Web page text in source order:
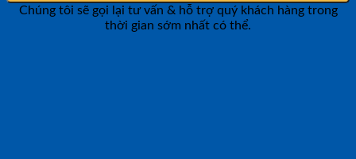
Chúng tôi sẽ gọi lại tư vấn & hỗ trợ quý khách hàng trong
thời gian sớm nhất có thể.